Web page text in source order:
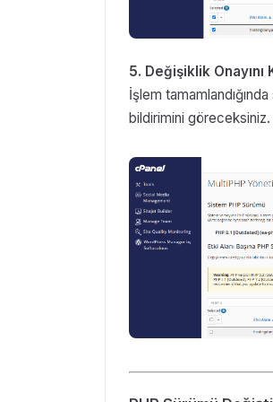
5. Değişiklik Onayını
İşlem
bildirimini